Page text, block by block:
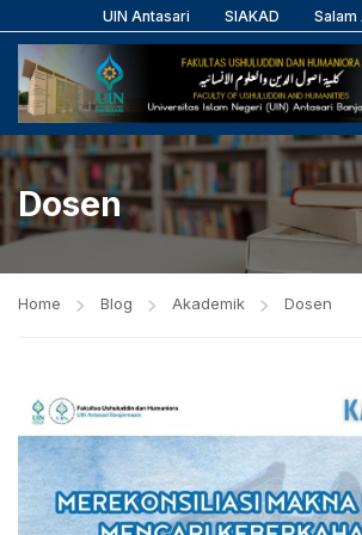
UIN Antasari SIAKAD Salam
Dosen
Home Blog Akademik Dosen